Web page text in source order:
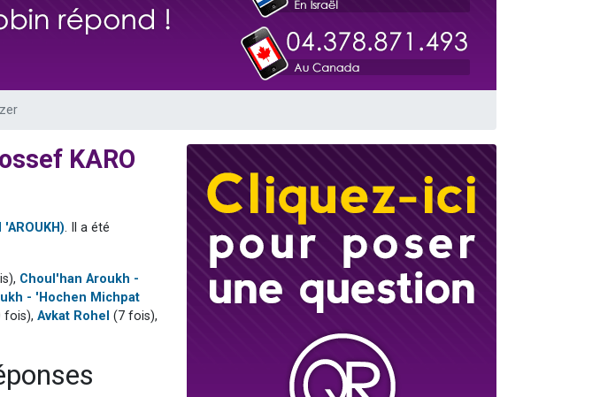
KARO
. Il a été
Choul'han Aroukh -
- 'Hochen Michpat
fois), Avkat Rohel (7 fois),